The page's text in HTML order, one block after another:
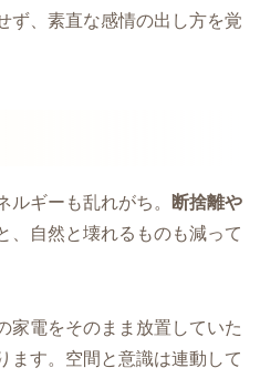
ず、素直な感情の出し方を覚
ルギーも乱れがち。
断捨離や
、自然と壊れるものも減って
家電をそのまま放置していた
ます。空間と意識は連動して